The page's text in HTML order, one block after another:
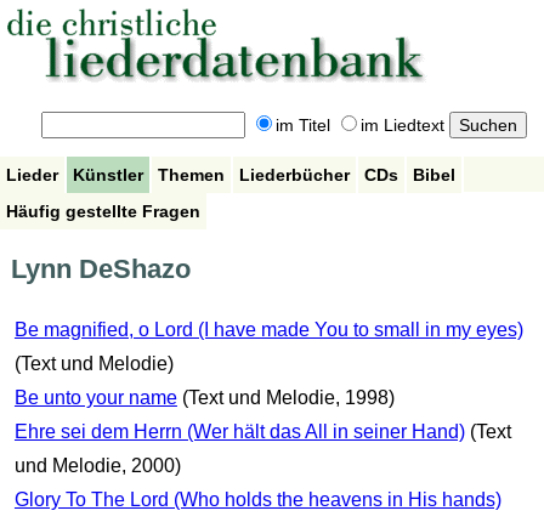
im Titel im Liedtext
Lieder Künstler Themen Liederbücher CDs
Bibel
Häufig gestellte Fragen
Lynn DeShazo
Be magnified, o Lord (I have made You to small in my eyes)
(Text und Melodie)
Be unto your name (Text und Melodie, 1998)
Ehre sei dem Herrn (Wer hält das All in seiner Hand) (Text
und Melodie, 2000)
Glory To The Lord (Who holds the heavens in His hands)